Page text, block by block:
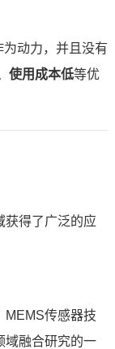
动力，并且没有
使用成本低等优
获得了广泛的应
MEMS传感器技
域融合研究的一